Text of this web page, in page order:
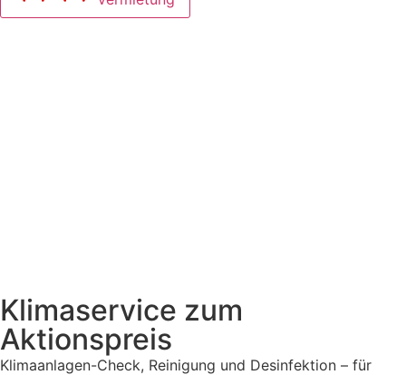
Klimaservice zum
Aktionspreis
Klimaanlagen-Check, Reinigung und Desinfektion – für